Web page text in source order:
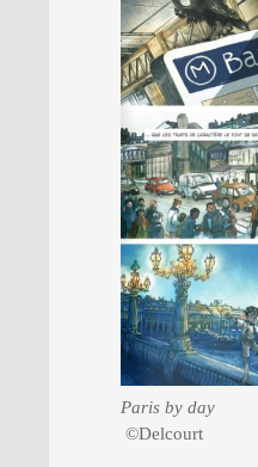
Paris by day
©Delcourt